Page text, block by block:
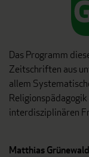
Das Programm
Zeitschriften aus
allem
interdisziplinären
Matthias